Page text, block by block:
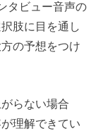
タビュー音声の
肢に目を通し
の予想をつけ
らない場合
理解できてい